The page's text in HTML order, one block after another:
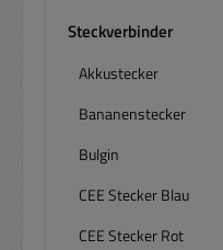
Steckverbinder
Akkustecker
Bananenstecker
Bulgin
CEE Stecker Blau
CEE Stecker Rot